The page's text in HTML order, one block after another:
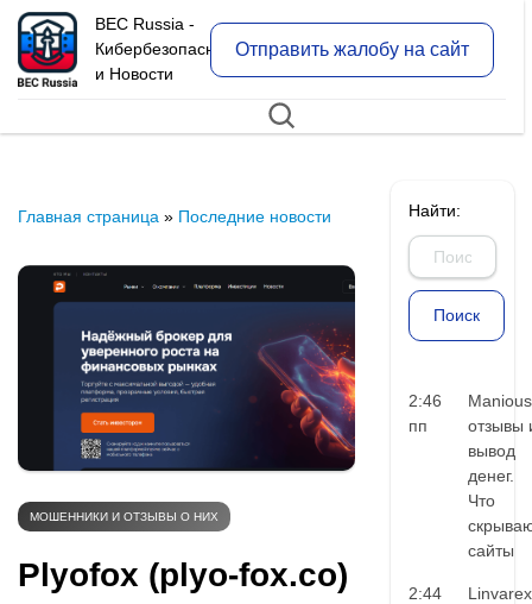
BEC Russia -
Кибербезопасность
и Новости
Отправить жалобу на сайт
Главная страница » Последние новости
МОШЕННИКИ И ОТЗЫВЫ О НИХ
Plyofox (plyo-fox.co)
Найти:
2:46
пп
Manious
отзывы
вывод
денег.
Что
сайты
2:44
Linvarex